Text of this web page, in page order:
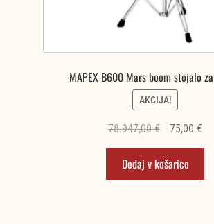
MAPEX B600 Mars boom stojalo
AKCIJA!
78.947,00€
Izvirna
cena
je
bila:
75,00 €
Dodaj v košarico